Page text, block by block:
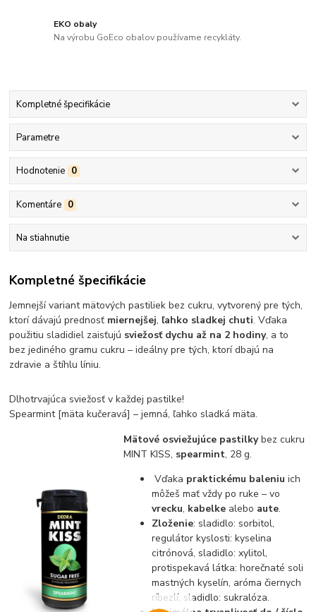
EKO obaly
Na výrobu GoEco obalov používame recykláty.
Kompletné špecifikácie
Parametre
Hodnotenie 0
Komentáre 0
Na stiahnutie
Kompletné špecifikácie
Jemnejší variant mätových pastiliek bez cukru, vytvorený pre tých,
ktorí dávajú prednosť miernejšej, ľahko sladkej chuti. Vďaka
použitiu sladidiel zaisťujú sviežosť dychu až na 2 hodiny, a to
bez jediného gramu cukru – ideálny pre tých, ktorí dbajú na
zdravie a štíhlu líniu.
Dlhotrvajúca sviežosť v každej pastilke!
Spearmint [mäta kučeravá] – jemná, ľahko sladká mäta.
Mätové osviežujúce pastilkybez cukru
MINT KISS, spearmint, 28 g.
Vďaka praktickému baleniu ich
môžeš mať vždy po ruke – vo
vrecku, kabelke alebo aute.
Zloženie: sladidlo: sorbitol,
regulátor kyslosti: kyselina
citrónová, sladidlo: xylitol,
protispekavá látka: horečnaté soli
mastných kyselín, aróma čiernych
ríbezlí, sladidlo: sukralóza.